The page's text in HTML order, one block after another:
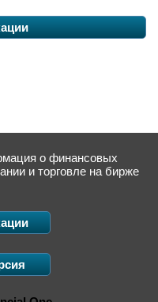
о финансовых
и торговле на бирже